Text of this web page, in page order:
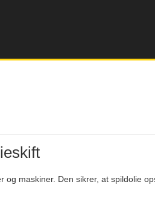
maskiner. Den sikrer, at spildolie